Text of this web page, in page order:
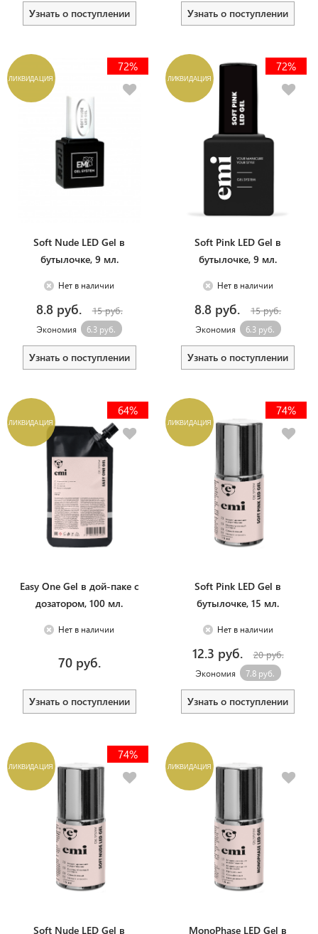
Узнать о поступлении Узнать о поступлении
ЛИКВИДАЦИЯ
72%
Soft Nude LED Gel в
бутылочке, 9 мл.
Нет в наличии
8.8 руб. 15 руб.
Экономия 6.3 руб.
Узнать о поступлении
ЛИКВИДАЦИЯ
72%
Soft Pink LED Gel в
бутылочке, 9 мл.
Нет в наличии
8.8 руб. 15 руб.
Экономия 6.3 руб.
Узнать о поступлении
ЛИКВИДАЦИЯ
64%
Easy One Gel в дой-паке с
дозатором, 100 мл.
Нет в наличии
70 руб.
Узнать о поступлении
ЛИКВИДАЦИЯ
74%
Soft Pink LED Gel в
бутылочке, 15 мл.
Нет в наличии
12.3 руб. 20 руб.
Экономия 7.8 руб.
Узнать о поступлении
ЛИКВИДАЦИЯ
74%
Soft Nude LED Gel в
ЛИКВИДАЦИЯ
MonoPhase LED Gel в